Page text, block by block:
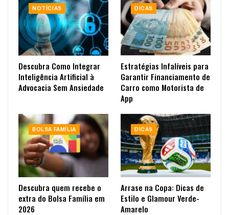
NOTÍCIAS
Descubra Como Integrar
Inteligência Artificial à
Advocacia Sem Ansiedade
DICAS
Estratégias Infalíveis para
Garantir Financiamento de
Carro como Motorista de
App
BOLSA FAMÍLIA
Descubra quem recebe o
extra do Bolsa Família em
2026
DICAS
Arrase na Copa: Dicas de
Estilo e Glamour Verde-
Amarelo